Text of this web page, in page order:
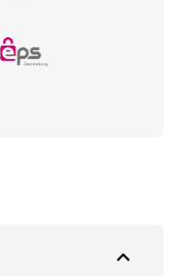
expand_less